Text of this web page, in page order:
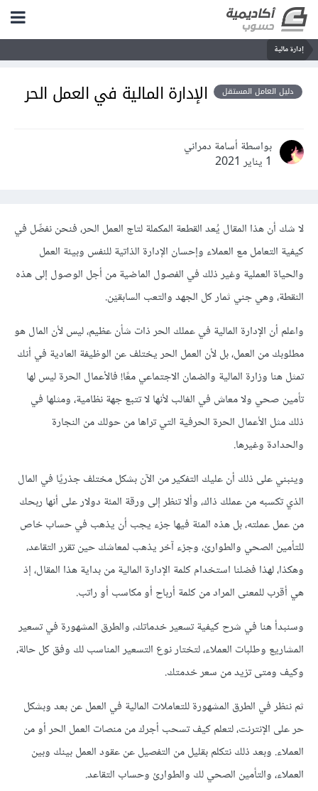
إدارة مالية
دليل العامل المستقل الإدارة المالية في العمل الحر
بواسطة أسامة دمراني
1 يناير 2021
لا شك أن هذا المقال يُعد القطعة المكملة لتاج العمل الحر، فنحن نفصِّل في
كيفية التعامل مع العملاء وإحسان الإدارة الذاتية للنفس وبيئة العمل
والحياة العملية وغير ذلك في الفصول الماضية من أجل الوصول إلى هذه
النقطة، وهي جني ثمار كل الجهد والتعب السابقيْن.
واعلم أن الإدارة المالية في عملك الحر ذات شأن عظيم، ليس لأن المال هو
مطلوبك من العمل، بل لأن العمل الحر يختلف عن الوظيفة العادية في أنك
تمثل هنا وزارة المالية والضمان الاجتماعي معًا! فالأعمال الحرة ليس لها
تأمين صحي ولا معاش في الغالب لأنها لا تتبع جهة نظامية، ومثلها في
ذلك مثل الأعمال الحرة الحرفية التي تراها من حولك من النجارة
والحدادة وغيرها.
وينبني على ذلك أن عليك التفكير من الآن بشكل مختلف جذريًا في المال
الذي تكسبه من عملك ذاك، وألا تنظر إلى ورقة المئة دولار على أنها ربحك
من عمل عملته، بل هذه المئة فيها جزء يجب أن يذهب في حساب خاص
للتأمين الصحي والطوارئ، وجزء آخر يذهب لمعاشك حين تقرر التقاعد،
وهكذا، لهذا فضلنا استخدام كلمة الإدارة المالية من بداية هذا المقال، إذ
هي أقرب للمعنى المراد من كلمة أرباح أو مكاسب أو راتب.
وسنبدأ هنا في شرح كيفية تسعير خدماتك، والطرق المشهورة في تسعير
المشاريع وطلبات العملاء، لتختار نوع التسعير المناسب لك وفق كل حالة،
وكيف ومتى تزيد من سعر خدمتك.
ثم ننظر في الطرق المشهورة للتعاملات المالية في العمل عن بعد وبشكل
حر على الإنترنت، لتعلم كيف تسحب أجرك من منصات العمل الحر أو من
العملاء. وبعد ذلك نتكلم بقليل من التفصيل عن عقود العمل بينك وبين
العملاء، والتأمين الصحي لك والطوارئ وحساب التقاعد.